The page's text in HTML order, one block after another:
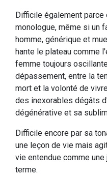
Difficile également parce
monologue, même si un
homme, générique et
hante le plateau comme
femme toujours
dépassement, entre la
mort et la volonté de
des inexorables dégâts
dégénérative et sa
Difficile encore par sa
une leçon de vie mais
vie entendue comme
terme.